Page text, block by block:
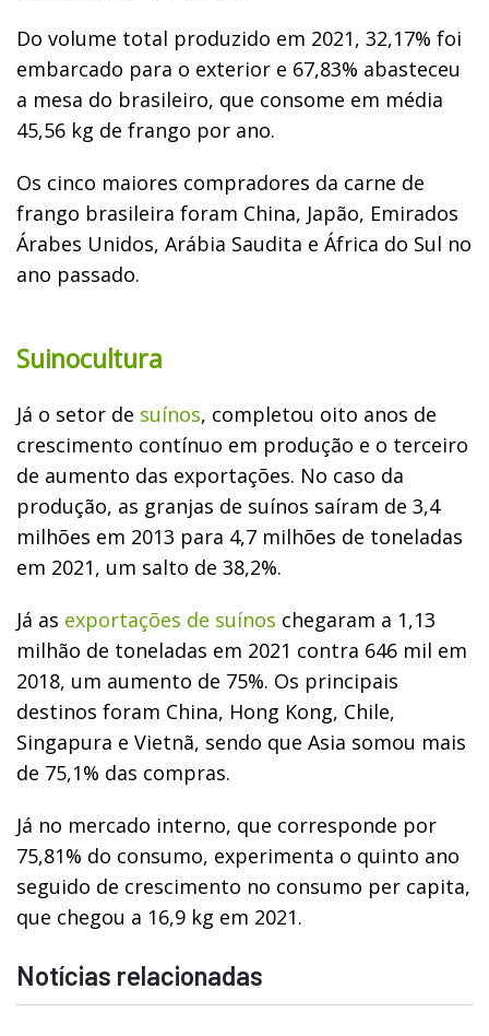
Do volume total produzido em 2021, 32,17% foi
embarcado para o exterior e 67,83% abasteceu
a mesa do brasileiro, que consome em média
45,56 kg de frango por ano.
Os cinco maiores compradores da carne de
frango brasileira foram China, Japão, Emirados
Árabes Unidos, Arábia Saudita e África do Sul no
ano passado.
Suinocultura
Já o setor de suínos, completou oito anos de
crescimento contínuo em produção e o terceiro
de aumento das exportações. No caso da
produção, as granjas de suínos saíram de 3,4
milhões em 2013 para 4,7 milhões de toneladas
em 2021, um salto de 38,2%.
Já as exportações de suínos chegaram a 1,13
milhão de toneladas em 2021 contra 646 mil em
2018, um aumento de 75%. Os principais
destinos foram China, Hong Kong, Chile,
Singapura e Vietnã, sendo que Asia somou mais
de 75,1% das compras.
Já no mercado interno, que corresponde por
75,81% do consumo, experimenta o quinto ano
seguido de crescimento no consumo per capita,
que chegou a 16,9 kg em 2021.
Notícias relacionadas